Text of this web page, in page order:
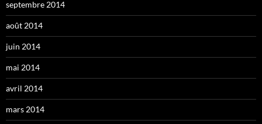
septembre 2014
août 2014
juin 2014
mai 2014
avril 2014
mars 2014